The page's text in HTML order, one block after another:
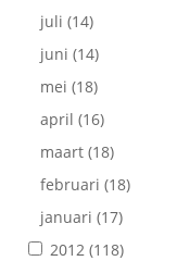
juli (14)
juni (14)
mei (18)
april (16)
maart (18)
februari (18)
januari (17)
2012 (118)